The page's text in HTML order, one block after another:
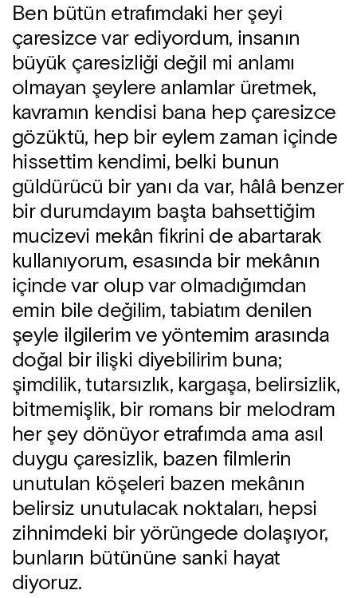
Ben bütün etrafımdaki her şeyi
çaresizce var ediyordum, insanın
büyük çaresizliği değil mi anlamı
olmayan şeylere anlamlar üretmek,
kavramın kendisi bana hep çaresizce
gözüktü, hep bir eylem zaman içinde
hissettim kendimi, belki bunun
güldürücü bir yanı da var, hâlâ benzer
bir durumdayım başta bahsettiğim
mucizevi mekân fikrini de abartarak
kullanıyorum, esasında bir mekânın
içinde var olup var olmadığımdan
emin bile değilim, tabiatım denilen
şeyle ilgilerim ve yöntemim arasında
doğal bir ilişki diyebilirim buna;
şimdilik, tutarsızlık, kargaşa, belirsizlik,
bitmemişlik, bir romans bir melodram
her şey dönüyor etrafımda ama asıl
duygu çaresizlik, bazen filmlerin
unutulan köşeleri bazen mekânın
belirsiz unutulacak noktaları, hepsi
zihnimdeki bir yörüngede dolaşıyor,
bunların bütününe sanki hayat
diyoruz.